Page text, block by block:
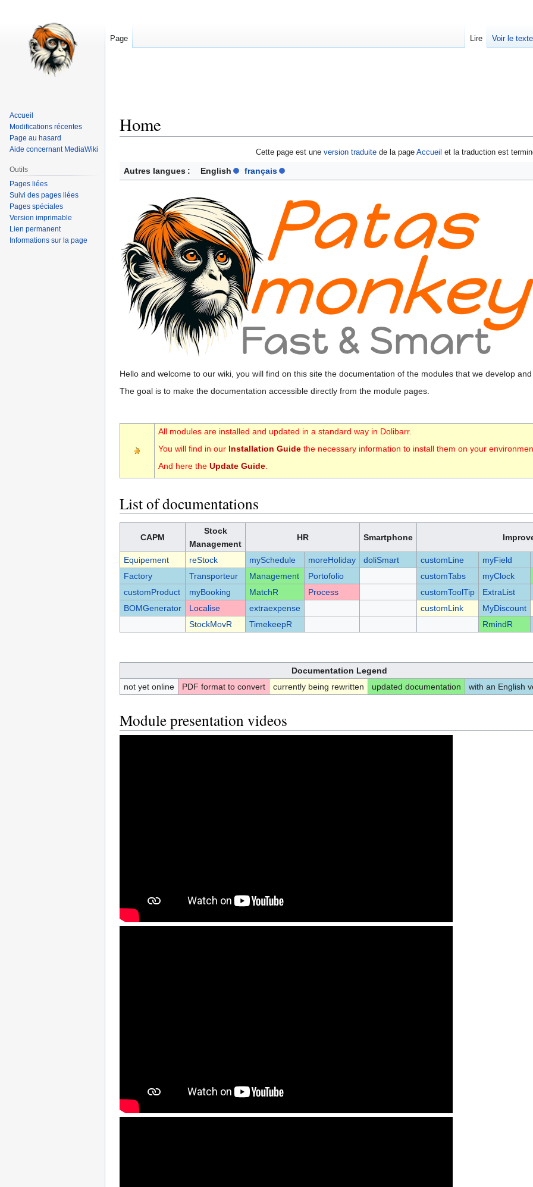
Home
la
la
Cette page est une version traduite de la page Accueil et la traduction est
Autres langues : English français
Hello and welcome to our wiki, you will find on this site the documentation of the modules that we develop and
The goal is to make the documentation accessible directly from the module pages.
All modules are installed and updated in a standard way in Dolibarr.
You will find in our Installation Guidethe necessary information to install them on your
And here the Update Guide.
List of documentations
CAPM
Stock
Management
HR Smartphone
Equipement reStock mySchedule moreHoliday doliSmart customLine myField
Factory
Transporteur Management Portofolio customTabs myClock
customProduct
myBooking MatchR Process customToolTip ExtraList
BOMGenerator
Localise extraexpense customLink MyDiscount
StockMovR
TimekeepR RmindR
Documentation Legend
not yet online
PDF format to convert currently being rewritten updated documentation with an English
Module presentation videos
Page Lire Voir le
Accueil
Modifications récentes
Page au hasard
Aide concernant MediaWiki
Outils
Pages liées
Suivi des pages liées
Pages spéciales
Version imprimable
Lien permanent
Informations sur la page